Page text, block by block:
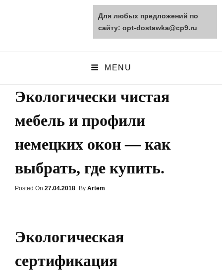
opt-dostawka.ru
MENU
Экологически чистая
мебель и профили
немецких окон — как
выбрать, где купить.
Posted On Posted
27.04.2018 By Artem
Экологическая
сертификация
Для любых предложений по
сайту: opt-dostawka@cp9.ru